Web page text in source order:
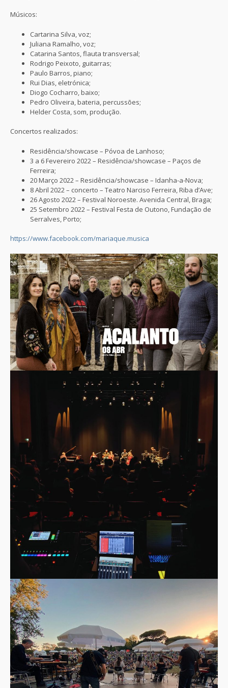
Músicos:
Cartarina Silva, voz;
Juliana Ramalho, voz;
Catarina Santos, flauta transversal;
Rodrigo Peixoto, guitarras;
Paulo Barros, piano;
Rui Dias, eletrónica;
Diogo Cocharro, baixo;
Pedro Oliveira, bateria, percussões;
Helder Costa, som, produção.
Concertos realizados:
Residência/showcase – Póvoa de Lanhoso;
3 a 6 Fevereiro 2022 – Residência/showcase – Paços de
Ferreira;
20 Março 2022 – Residência/showcase – Idanha-a-Nova;
8 Abril 2022 – concerto – Teatro Narciso Ferreira, Riba d’Ave;
26 Agosto 2022 – Festival Noroeste. Avenida Central, Braga;
25 Setembro 2022 – Festival Festa de Outono, Fundação de
Serralves, Porto;
https://www.facebook.com/mariaque.musica